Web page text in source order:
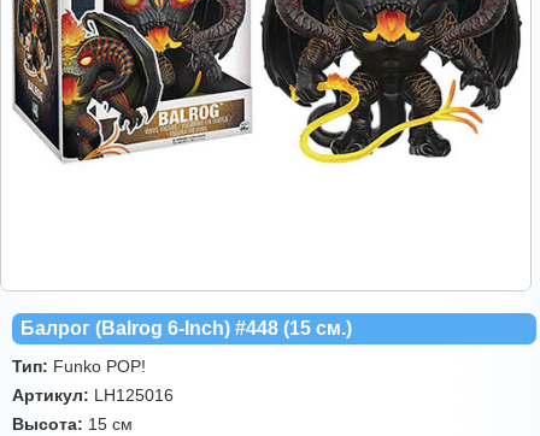
Балрог (Balrog 6-Inch) #448 (15 см.)
Тип: Funko POP!
Артикул: LH125016
Высота: 15 см